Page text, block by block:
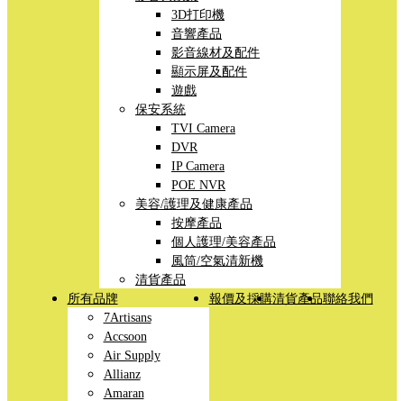
3D打印機
音響產品
影音線材及配件
顯示屏及配件
遊戲
保安系統
TVI Camera
DVR
IP Camera
POE NVR
美容/護理及健康產品
按摩產品
個人護理/美容產品
風筒/空氣清新機
清貨產品
所有品牌
7Artisans
Accsoon
Air Supply
Allianz
Amaran
報價及採購清貨產品聯絡我們